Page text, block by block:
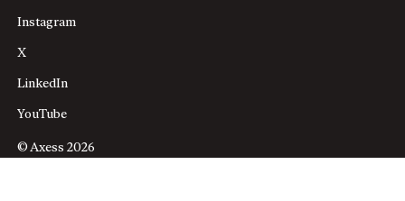
Instagram
X
LinkedIn
YouTube
© Axess 2026